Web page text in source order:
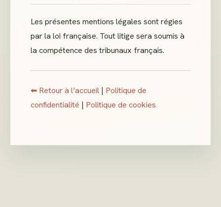
Les présentes mentions légales sont régies
par la loi française. Tout litige sera soumis à
la compétence des tribunaux français.
⬅ Retour à l’accueil | Politique de
confidentialité | Politique de cookies